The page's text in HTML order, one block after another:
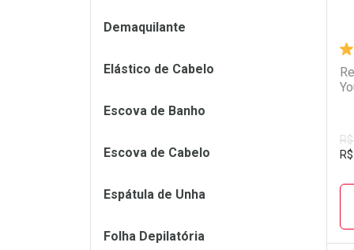
R$
Demaquilante
Elástico de Cabelo
Escova de Banho
Escova de Cabelo
Espátula de Unha
Folha Depilatória